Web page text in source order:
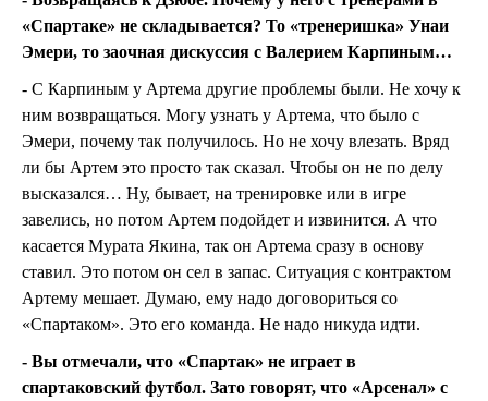
«Спартаке» не складывается? То «тренеришка» Унаи
Эмери, то заочная дискуссия с Валерием Карпиным…
- С Карпиным у Артема другие проблемы были. Не хочу к
ним возвращаться. Могу узнать у Артема, что было с
Эмери, почему так получилось. Но не хочу влезать. Вряд
ли бы Артем это просто так сказал. Чтобы он не по делу
высказался… Ну, бывает, на тренировке или в игре
завелись, но потом Артем подойдет и извинится. А что
касается Мурата Якина, так он Артема сразу в основу
ставил. Это потом он сел в запас. Ситуация с контрактом
Артему мешает. Думаю, ему надо договориться со
«Спартаком». Это его команда. Не надо никуда идти.
- Вы отмечали, что «Спартак» не играет в
спартаковский футбол. Зато говорят, что «Арсенал» с